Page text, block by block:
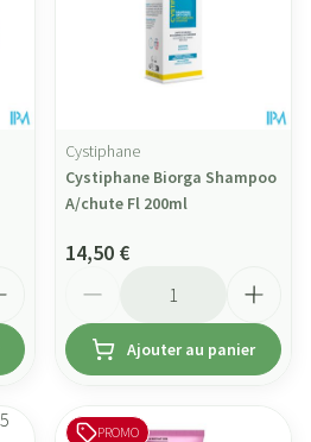
Cystiphane
Cystiphane Biorga Shampoo
A/chute Fl 200ml
14,50 €
Ajouter au panier
PROMO